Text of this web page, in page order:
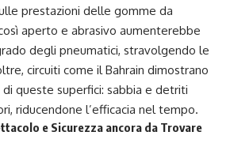
prestazioni delle gomme da
aperto e abrasivo aumenterebbe
degli pneumatici, stravolgendo le
circuiti come il Bahrain dimostrano
queste superfici: sabbia e detriti
riducendone l’efficacia nel tempo.
e Sicurezza ancora da Trovare